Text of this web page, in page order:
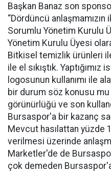
Başkan Banaz son
“Dördüncü
Sorumlu Yönetim Kurulu
Yönetim Kurulu Üyesi
Bitkisel temizlik ürünleri
ile el sıkıştık.
logosunun kullanımı ile
bir durum söz konusu
görünürlüğü ve son
Bursaspor'a bir kazanç
Mevcut hasılattan yüzde
verilmesi üzerinde
Marketler'de de
çok demeden